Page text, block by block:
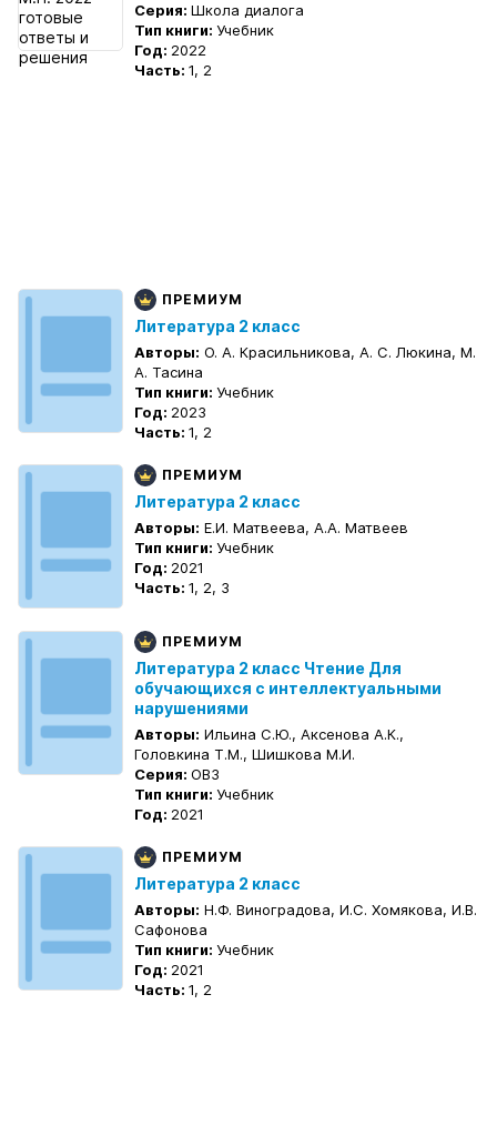
Серия: Школа диалога
Тип книги: Учебник
Год: 2022
Часть: 1, 2
ПРЕМИУМ
Литература 2 класс
Авторы: О. А. Красильникова, А. С. Люкина, М.
А. Тасина
Тип книги: Учебник
Год: 2023
Часть: 1, 2
ПРЕМИУМ
Литература 2 класс
Авторы: Е.И. Матвеева, А.А. Матвеев
Тип книги: Учебник
Год: 2021
Часть: 1, 2, 3
ПРЕМИУМ
Литература 2 класс Чтение Для
обучающихся с интеллектуальными
нарушениями
Авторы: Ильина С.Ю., Аксенова А.К.,
Головкина Т.М., Шишкова М.И.
Серия: ОВЗ
Тип книги: Учебник
Год: 2021
ПРЕМИУМ
Литература 2 класс
Авторы: Н.Ф. Виноградова, И.С. Хомякова, И.В.
Сафонова
Тип книги: Учебник
Год: 2021
Часть: 1, 2